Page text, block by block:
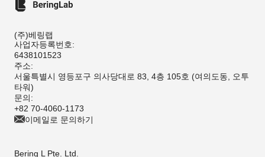
(주)베링랩
사업자등록번호:
6438101523
주소:
서울특별시 영등포구 의사당대로 83, 4층 105호 (여의도동, 오투
타워)
문의:
+82 70-4060-1173
이메일로 문의하기
Bering L Pte. Ltd.